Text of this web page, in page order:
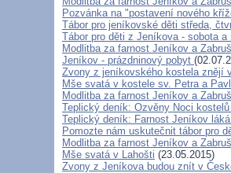
Pozvánka na "postavení nového
Tábor pro jeníkovské děti středa,
Tábor pro děti z Jeníkova - sobota a
Modlitba za farnost Jeníkov a
Jeníkov - prázdninový pobyt
Zvony z jeníkovského kostela znějí
Mše svatá v kostele sv. Petra a
Modlitba za farnost Jeníkov a
Teplický deník: Ozvěny Noci
Teplický deník: Farnost Jeníkov
Pomozte nám uskutečnit tábor pro
Modlitba za farnost Jeníkov a
Mše svatá v Lahošti (23.05.2015)
Zvony z Jeníkova budou znít v